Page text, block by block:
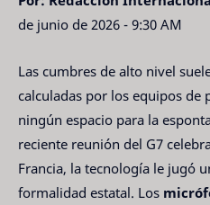
de junio de 2026 - 9:30 AM
Las cumbres de alto nivel
calculadas por los equipos
ningún espacio para la
reciente reunión del G7
Francia, la tecnología le jugó
formalidad estatal. Los